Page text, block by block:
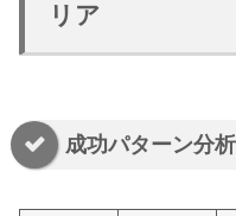
リア
成功パターン分析